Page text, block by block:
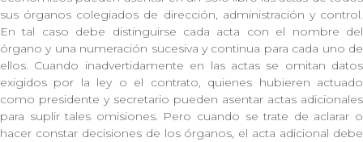
sus órganos colegiados de dirección, administración y control.
En tal caso debe distinguirse cada acta con el nombre del
órgano y una numeración sucesiva y continua para cada uno de
ellos. Cuando inadvertidamente en las actas se omitan datos
exigidos por la ley o el contrato, quienes hubieren actuado
como presidente y secretario pueden asentar actas adicionales
para suplir tales omisiones. Pero cuando se trate de aclarar o
hacer constar decisiones de los órganos, el acta adicional debe